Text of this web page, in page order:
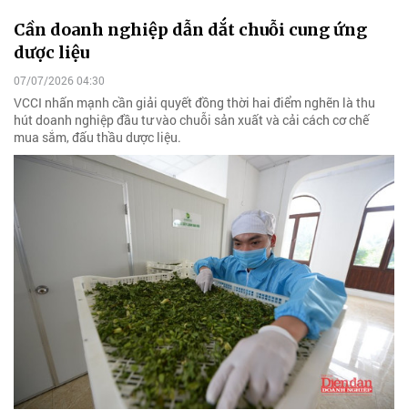
Cần doanh nghiệp dẫn dắt chuỗi cung ứng
dược liệu
07/07/2026 04:30
VCCI nhấn mạnh cần giải quyết đồng thời hai điểm nghẽn là thu
hút doanh nghiệp đầu tư vào chuỗi sản xuất và cải cách cơ chế
mua sắm, đấu thầu dược liệu.